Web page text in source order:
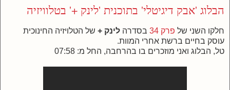
הבלוג 'אבק דיגיטלי' בתוכנית 'לינק +' בטלוויזיה
חלקו השני של פרק 34 בסדרה לינק + של הטלויזיה החינוכית
עוסק בחיים ברשת אחרי המוות.
טל, הבלוג ואני מוזכרים בו בהרחבה, החל מ: 07:58